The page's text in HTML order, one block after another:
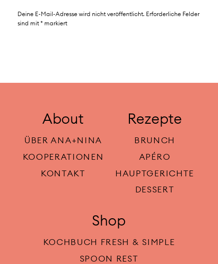
Deine E-Mail-Adresse wird nicht veröffentlicht. Erforderliche Felder
sind mit *markiert
About
ÜBER ANA+NINA
KOOPERATIONEN
KONTAKT
Rezepte
BRUNCH
APÉRO
HAUPTGERICHTE
DESSERT
Shop
KOCHBUCH FRESH & SIMPLE
SPOON REST